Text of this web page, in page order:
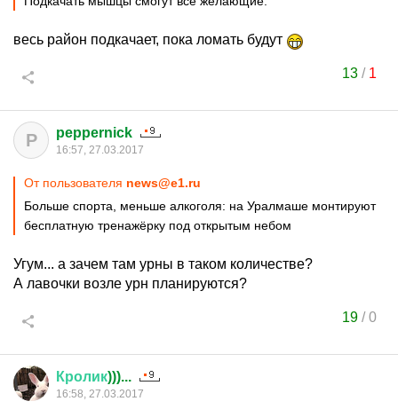
весь район подкачает, пока ломать будут
13 / 1
P peppernick
16:57, 27.03.2017
От пользователя news@e1.ru
Больше спорта, меньше алкоголя: на Уралмаше монтируют
бесплатную тренажёрку под открытым небом
Угум... а зачем там урны в таком количестве?
А лавочки возле урн планируются?
19 /0
Кролик)))...
16:58, 27.03.2017